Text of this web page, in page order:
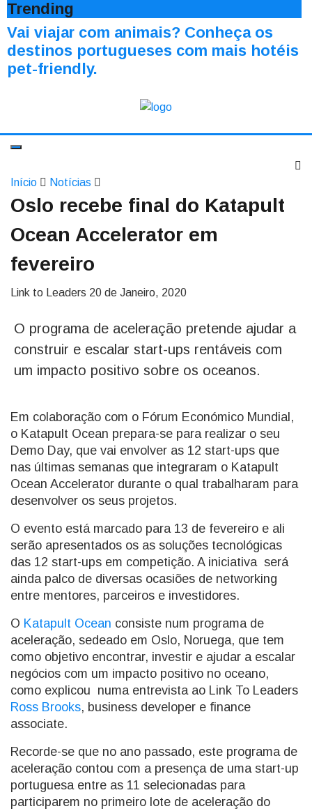
Trending
Vai viajar com animais? Conheça os
destinos portugueses com mais hotéis
pet-friendly.
Início Notícias
Oslo recebe final do Katapult
Ocean Accelerator em
fevereiro
Link to Leaders 20 de Janeiro, 2020
O programa de aceleração pretende ajudar a
construir e escalar start-ups rentáveis com
um impacto positivo sobre os oceanos.
Em colaboração com o Fórum Económico Mundial,
o Katapult Ocean prepara-se para realizar o seu
Demo Day, que vai envolver as 12 start-ups que
nas últimas semanas que integraram o Katapult
Ocean Accelerator durante o qual trabalharam para
desenvolver os seus projetos.
O evento está marcado para 13 de fevereiro e ali
serão apresentados os as soluções tecnológicas
das 12 start-ups em competição. A iniciativa será
ainda palco de diversas ocasiões de networking
entre mentores, parceiros e investidores.
O Katapult Ocean consiste num programa de
aceleração, sedeado em Oslo, Noruega, que tem
como objetivo encontrar, investir e ajudar a escalar
negócios com um impacto positivo no oceano,
como explicou numa entrevista ao Link To Leaders
Ross Brooks, business developer e finance
associate.
Recorde-se que no ano passado, este programa de
aceleração contou com a presença de uma start-up
portuguesa entre as 11 selecionadas para
participarem no primeiro lote de aceleração do